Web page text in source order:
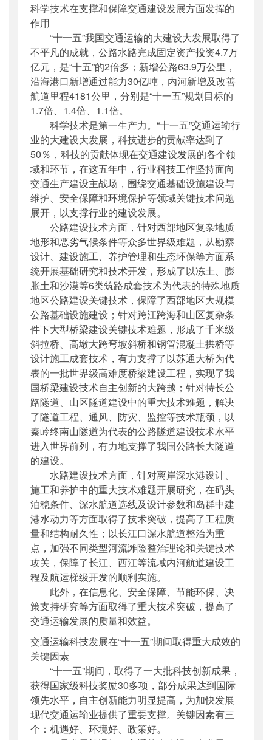
科学技术在支撑和保障交通建设发展方面发挥的
作用
“十一五”我国交通运输的大建设大发展取得了
不平凡的成就，公路水路完成固定资产投资4.7万
亿元，是“十五”的2倍多；新增公路63.9万公里，
沿海港口新增通过能力30亿吨，内河新增及改善
航道里程4181公里，分别是“十一五”规划目标的
1.7倍、1.4倍、1.1倍。
科学技术是第一生产力。“十一五”交通运输行
业的大建设大发展，科技进步的贡献率达到了
50％，科技的贡献体现在交通建设发展的各个领
域和环节，在这五年中，行业科技工作坚持面向
交通生产建设主战场，围绕交通基础设施建设与
维护、安全保障和环境保护等领域关键技术问题
展开，以支撑行业的建设发展。
公路建设技术方面，针对西部地区复杂地质
地形和恶劣气候条件等众多世界级难题，从勘察
设计、建设施工、养护管理和生态环保等方面系
统开展基础研究和技术开发，形成了以冻土、膨
胀土和沙漠等6类筑路成套技术为代表的特殊地质
地区公路建设关键技术，保障了西部地区大规模
公路基础设施建设；针对跨江跨海和山区复杂条
件下大型桥梁建设关键技术难题，形成了千米级
斜拉桥、高墩大跨弯坡斜桥和钢管混凝土拱桥等
设计施工成套技术，有力支撑了以苏通大桥为代
表的一批世界级高难度桥梁建设工程，实现了我
国桥梁建设技术自主创新的大跨越；针对特长公
路隧道、山区隧道建设中的重大技术难题，解决
了隧道工程、通风、防灾、监控等技术瓶颈，以
秦岭终南山隧道为代表的公路隧道建设技术水平
进入世界前列，有力地支撑了我国公路长大隧道
的建设。
水路建设技术方面，针对离岸深水港设计、
施工和养护中的重大技术难题开展研究，在码头
泊稳条件、深水航道选线及设计参数和岛群中建
港水动力等方面取得了技术突破，提高了工程质
量和结构耐久性；以长江口深水航道整治为重
点，加强不同类型河流滩险整治理论和关键技术
攻关，保障了长江、西江等流域内河航道建设工
程及航运梯级开发的顺利实施。
此外，在信息化、安全保障、节能环保、决
策支持研究等方面取得了重大技术突破，提高了
交通运输发展的质量和效益。
交通运输科技发展在“十一五”期间取得重大成效的
关键因素
“十一五”期间，取得了一大批科技创新成果，
获得国家级科技奖励30多项，部分成果达到国际
领先水平，自主创新能力明显提高，为加快发展
现代交通运输业提供了重要支撑。关键因素有三
个：机遇好、环境好、政策好。